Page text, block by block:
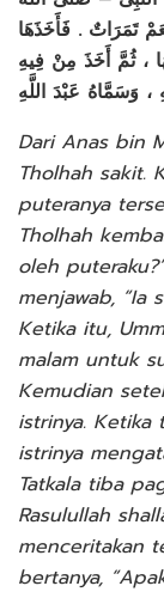
تَمَرَاتٌ . فَأَخَذَهَا
، ثُمَّ أَخَذَ مِنْ فِيهِ
Dari Anas bin
Tholhah sakit.
puteranya
Tholhah
oleh
menjawab, “Ia
Ketika itu,
malam untuk
Kemudian
istrinya. Ketika
istrinya
Tatkala tiba
Rasulullah
menceritakan
bertanya,